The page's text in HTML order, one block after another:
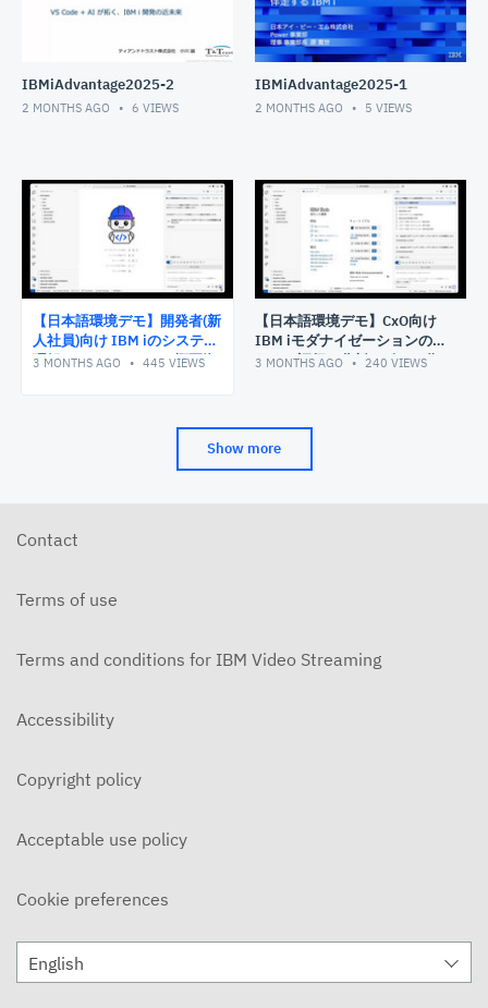
IBMiAdvantage2025-2
2 MONTHS AGO 6 VIEWS
IBMiAdvantage2025-1
2 MONTHS AGO 5 VIEWS
【日本語環境デモ】開発者(新
人社員)向け IBM iのシステム
理解のためにシステム概要資
3 MONTHS AGO 445 VIEWS
【日本語環境デモ】CxO向け
IBM iモダナイゼーションの
ための評価・分析レポート作
3 MONTHS AGO 240 VIEWS
Show more
Contact
Terms of use
Terms and conditions for IBM Video Streaming
Accessibility
Copyright policy
Acceptable use policy
Cookie preferences
English